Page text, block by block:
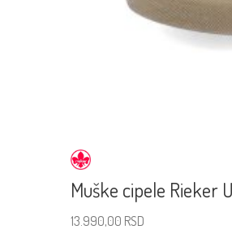
Muške cipele Rieker
13.990,00 RSD